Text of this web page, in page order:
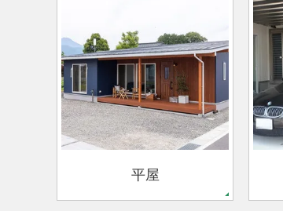
平屋